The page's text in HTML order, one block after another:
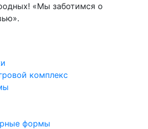
«Мы заботимся о
комплекс
формы